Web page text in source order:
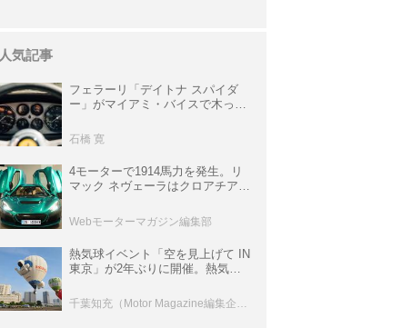
人気記事
フェラーリ「デイトナ スパイダ
ー」がマイアミ・バイスで木っ端
サ」に化けた理由
石橋 寛
4モーターで1914馬力を発生。リ
マック ネヴェーラはクロアチア発
ロニクル・完全版／115】
Webモーターマガジン編集部
熱気球イベント「空を見上げて IN
東京」が2年ぶりに開催。熱気球
室などのコンテンツも
千葉知充（Motor Magazine編集企画室）